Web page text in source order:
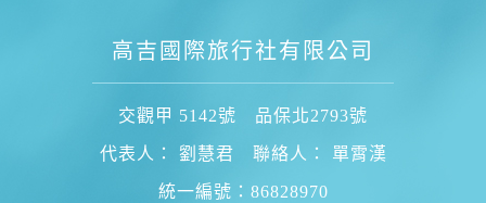
高吉國際旅行社有限公司
交觀甲 5142號 品保北2793號
代表人： 劉慧君 聯絡人： 單霄漢
統一編號：86828970